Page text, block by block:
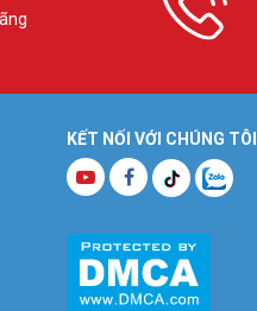
KẾT NỐI VỚI CHÚNG TÔI